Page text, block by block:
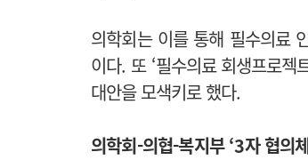
의학회는 이를 통해 필수의료
이다. 또 ‘필수의료 회생프로젝
대안을 모색키로 했다.
의학회-의협-복지부 ‘3자 협의